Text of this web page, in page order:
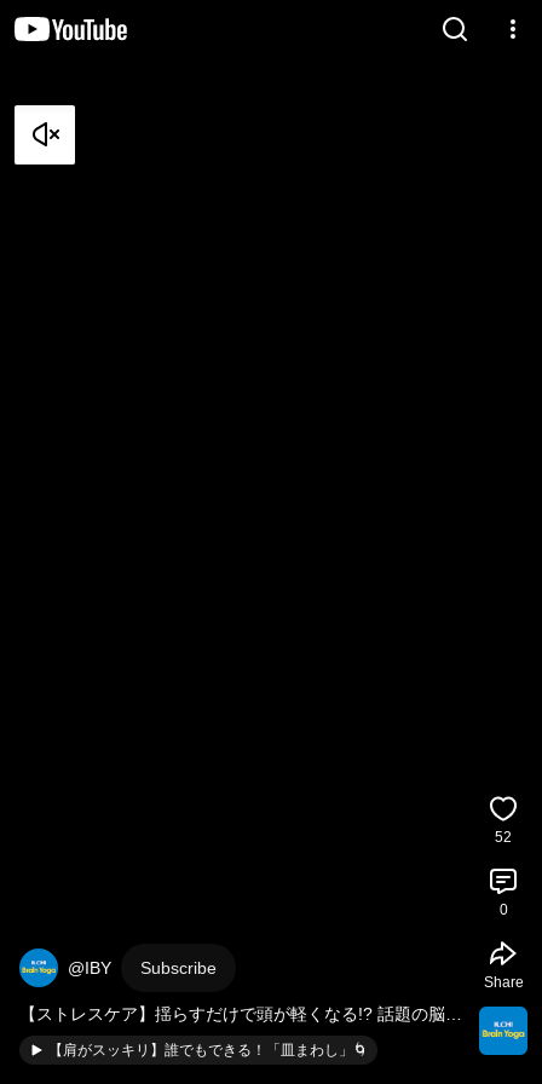
@IBY Subscribe
【ストレスケア】揺らすだけで頭が軽くなる!? 話題の脳波
振動
【肩がスッキリ】誰でもできる！「皿まわし」🌀
52
0
Share